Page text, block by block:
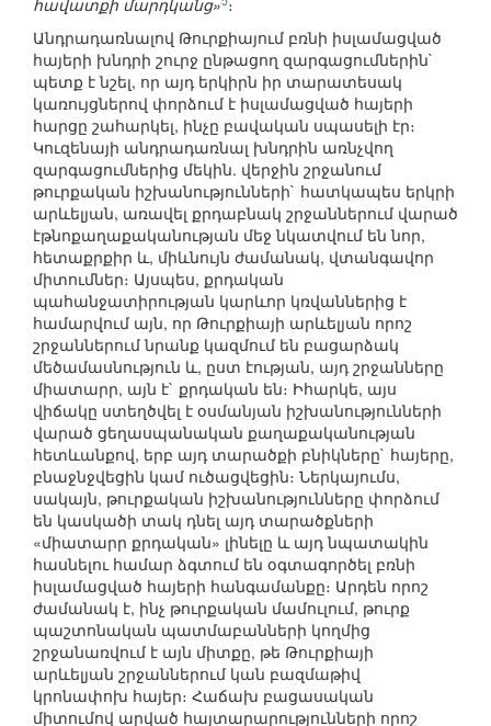
հավատքի մարդկանց» ։
Անդրադառնալով Թուրքիայում բռնի իսլամացված
հայերի խնդրի շուրջ ընթացող զարգացումներին`
պետք է նշել, որ այդ երկիրն իր տարատեսակ
կառույցներով փորձում է իսլամացված հայերի
հարցը շահարկել, ինչը բավական սպասելի էր։
Կուզենայի անդրադառնալ խնդրին առնչվող
զարգացումներից մեկին. վերջին շրջանում
թուրքական իշխանությունների` հատկապես երկրի
արևելյան, առավել քրդաբնակ շրջաններում վարած
էթնոքաղաքականության մեջ նկատվում են նոր,
հետաքրքիր և, միևնույն ժամանակ, վտանգավոր
միտումներ։ Այսպես, քրդական
պահանջատիրության կարևոր կռվաններից է
համարվում այն, որ Թուրքիայի արևելյան որոշ
շրջաններում նրանք կազմում են բացարձակ
մեծամասնություն և, ըստ էության, այդ շրջանները
միատարր, այն է` քրդական են։ Իհարկե, այս
վիճակը ստեղծվել է օսմանյան իշխանությունների
վարած ցեղասպանական քաղաքականության
հետևանքով, երբ այդ տարածքի բնիկները` հայերը,
բնաջնջվեցին կամ ուծացվեցին։ Ներկայումս,
սակայն, թուրքական իշխանությունները փորձում
են կասկածի տակ դնել այդ տարածքների
«միատարր քրդական» լինելը և այդ նպատակին
հասնելու համար ձգտում են օգտագործել բռնի
իսլամացված հայերի հանգամանքը։ Արդեն որոշ
ժամանակ է, ինչ թուրքական մամուլում, թուրք
պաշտոնական պատմաբանների կողմից
շրջանառվում է այն միտքը, թե Թուրքիայի
արևելյան շրջաններում կան բազմաթիվ
կրոնափոխ հայեր։ Հաճախ բացասական
միտումով արված հայտարարությունների որոշ